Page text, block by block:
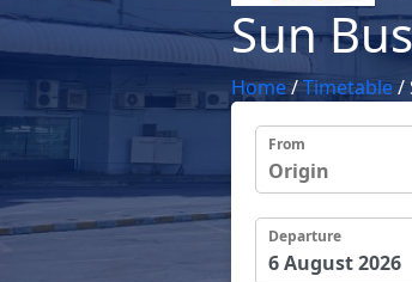
Sun Bus
Home/ Timetable /
From
Departure